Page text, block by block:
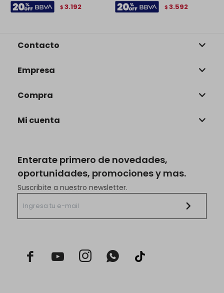
$ 3.192 $ 3.592
Enterate primero de novedades,
oportunidades, promociones y mas.
Suscribite a nuestro newsletter.
  
Contacto
Empresa
Compra
Mi cuenta